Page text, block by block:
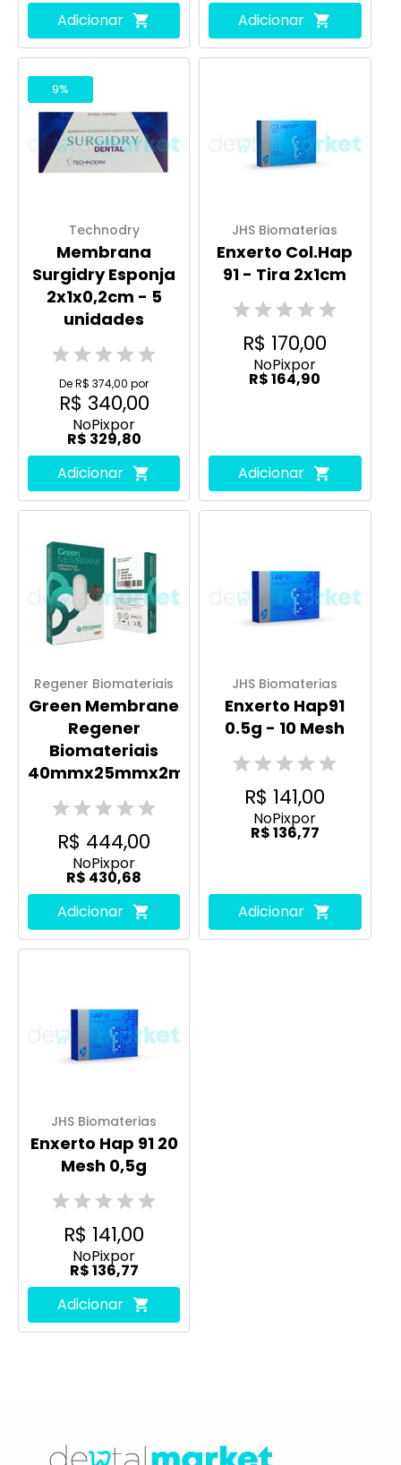
Adicionar Adicionar
9%
Technodry
Membrana
Surgidry Esponja
2x1x0,2cm - 5
unidades
De R$ 374,00 por
R$ 340,00
NoPixpor
R$ 329,80
Adicionar
JHS Biomaterias
Enxerto Col.Hap
91 - Tira 2x1cm
R$ 170,00
NoPixpor
R$ 164,90
Adicionar
Regener Biomateriais
Green Membrane
Regener
Biomateriais
40mmx25mmx2mm
R$ 444,00
NoPixpor
R$ 430,68
Adicionar
JHS Biomaterias
Enxerto Hap91
0.5g - 10 Mesh
R$ 141,00
NoPixpor
R$ 136,77
Adicionar
JHS Biomaterias
Enxerto Hap 91 20
Mesh 0,5g
R$ 141,00
NoPixpor
R$ 136,77
Adicionar